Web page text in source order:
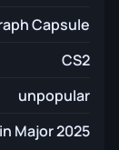
Capsule
CS2
unpopular
Major 2025